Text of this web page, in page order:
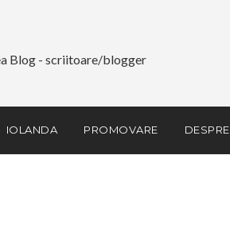
IOLANDA PROMOVARE DESPRE